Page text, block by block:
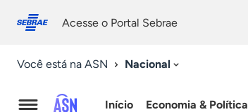
conosco
Acesse o Portal Sebrae
Você está na ASN Nacional
Início Economia & Política